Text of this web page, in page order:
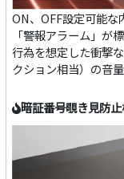
ON、OFF設定可能
「警報アラーム」が
行為を想定した衝撃
クション相当）の音
暗証番号覗き見防